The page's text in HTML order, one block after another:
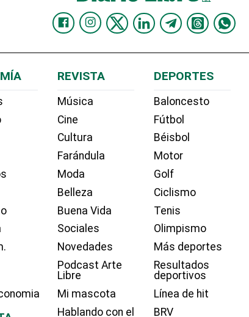
REVISTA
Música
Cine
Cultura
Farándula
Moda
Belleza
Buena Vida
Sociales
Novedades
Podcast Arte
Libre
Mi mascota
Hablando con el
DEPORTES
Baloncesto
Fútbol
Béisbol
Motor
Golf
Ciclismo
Tenis
Olimpismo
Más deportes
Resultados
deportivos
Línea de hit
BRV